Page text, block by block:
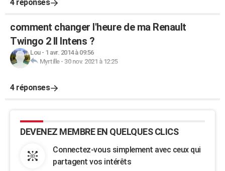
4 réponses
comment changer l'heure de ma Renault
Twingo 2 II Intens ?
Lou- 1 avr. 2014 à 09:56
Myrtille- 30 nov. 2021 à 12:25
4 réponses
DEVENEZ MEMBRE EN QUELQUES CLICS
Connectez-vous simplement avec ceux qui
partagent vos intérêts